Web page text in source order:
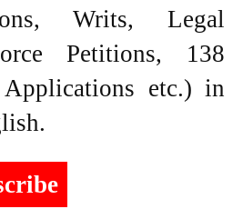
Writs, Legal
Petitions, 138
etc.) in